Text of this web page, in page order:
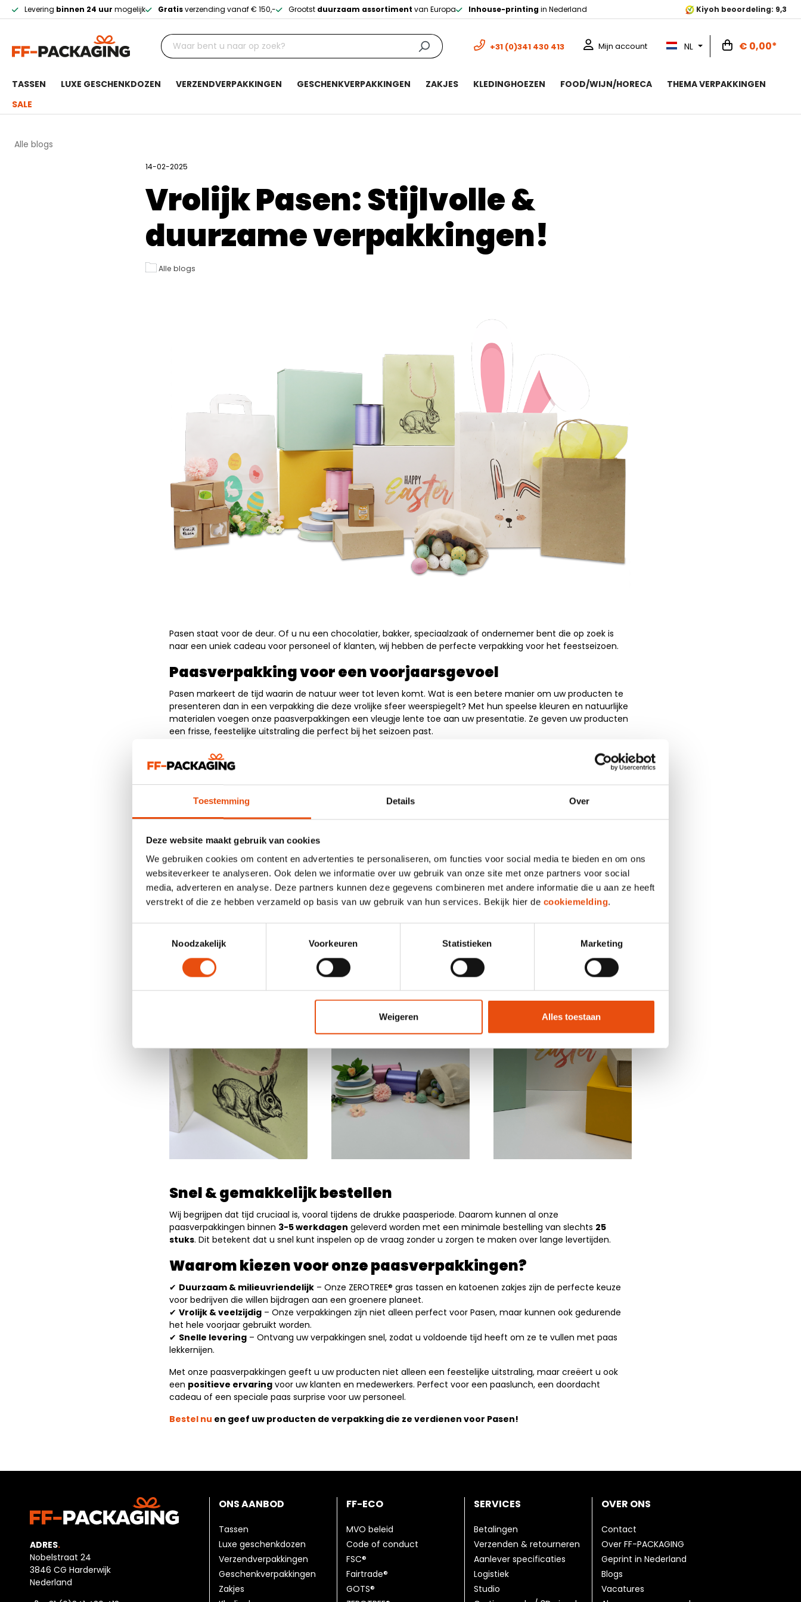
Toestemming Details Over
Deze website maakt gebruik van cookies
We gebruiken cookies om content en advertenties te personaliseren, om functies voor social media te bieden en om ons
websiteverkeer te analyseren. Ook delen we informatie over uw gebruik van onze site met onze partners voor social
media, adverteren en analyse. Deze partners kunnen deze gegevens combineren met andere informatie die u aan ze heeft
verstrekt of die ze hebben verzameld op basis van uw gebruik van hun services. Bekijk hier de cookiemelding.
Noodzakelijk
Voorkeuren Statistieken Marketing
Weigeren Alles toestaan
Levering binnen 24 uur mogelijk Gratisverzending vanaf € 150,- Grootst duurzaam assortiment van Europa Inhouse-printingin Nederland Kiyoh beoordeling: 9,3
+31 (0)341 430 413 Mijn account NL € 0,00*
TASSEN LUXE GESCHENKDOZEN VERZENDVERPAKKINGEN GESCHENKVERPAKKINGEN ZAKJES KLEDINGHOEZEN FOOD/WIJN/HORECA
THEMA VERPAKKINGEN
SALE
Alle blogs
14-02-2025
Vrolijk Pasen: Stijlvolle &
duurzame verpakkingen!
Alle blogs
Pasen staat voor de deur. Of u nu een chocolatier, bakker, speciaalzaak of ondernemer bent die op zoek is
naar een uniek cadeau voor personeel of klanten, wij hebben de perfecte verpakking voor het feestseizoen.
Paasverpakking voor een voorjaarsgevoel
Pasen markeert de tijd waarin de natuur weer tot leven komt. Wat is een betere manier om uw producten te
presenteren dan in een verpakking die deze vrolijke sfeer weerspiegelt? Met hun speelse kleuren en natuurlijke
materialen voegen onze paasverpakkingen een vleugje lente toe aan uw presentatie. Ze geven uw producten
een frisse, feestelijke uitstraling die perfect bij het seizoen past.
Populaire paasverpakkingen
chocoladeproducten.
Luxe pastel magneetdozen– Deze elegante dozen, verkrijgbaar in zachte pasteltinten, geven een
pralines op een speciale manier willen presenteren.
Satijnen linten in pasteltinten
– Maak uw paasverpakking compleet met een delicate satijnen lint in
zachte pasteltinten. Perfect om een luxe doos of tas een mooie finishing touch te geven.
Gedraaide ZEROTREE® paas grastassen - Konijn– Op zoek naar een milieuvriendelijke en stijlvolle paastas?
Onze gedraaide ZEROTREE® tassen zijn gemaakt van 120 grams graspapier en hebben twee gedraaide
handvatten. Hun natuurlijke uitstraling maakt ze perfect voor het verpakken van paasgeschenken of als
Snel & gemakkelijk bestellen
Wij begrijpen dat tijd cruciaal is, vooral tijdens de drukke paasperiode. Daarom kunnen al onze
paasverpakkingen binnen 3-5werkdagen geleverd worden met een minimale bestelling van slechts 25
stuks. Dit betekent dat u snel kunt inspelen op de vraag zonder u zorgen te maken over lange levertijden.
Waarom kiezen voor onze paasverpakkingen?
✔ Duurzaam & milieuvriendelijk – Onze ZEROTREE® gras tassen en katoenen zakjes zijn de perfecte keuze
voor bedrijven die willen bijdragen aan een groenere planeet.
✔ Vrolijk & veelzijdig – Onze verpakkingen zijn niet alleen perfect voor Pasen, maar kunnen ook gedurende
het hele voorjaar gebruikt worden.
✔ Snelle levering – Ontvang uw verpakkingen snel, zodat u voldoende tijd heeft om ze te vullen met paas
lekkernijen.
Met onze paasverpakkingen geeft u uw producten niet alleen een feestelijke uitstraling, maar creëert u ook
een positieve ervaring voor uw klanten en medewerkers. Perfect voor een paaslunch, een doordacht
cadeau of een speciale paas surprise voor uw personeel.
Bestel nu en geef uw producten de verpakking die ze verdienen voor Pasen!
ADRES.
Nobelstraat 24
3846 CG Harderwijk
Nederland
ONS AANBOD
Tassen
Luxe geschenkdozen
Verzendverpakkingen
Geschenkverpakkingen
Zakjes
FF-ECO
MVO beleid
Code of conduct
FSC®
Fairtrade®
GOTS®
SERVICES
Betalingen
Verzenden & retourneren
Aanlever specificaties
Logistiek
Studio
OVER ONS
Contact
Over FF-PACKAGING
Geprint in Nederland
Blogs
Vacatures